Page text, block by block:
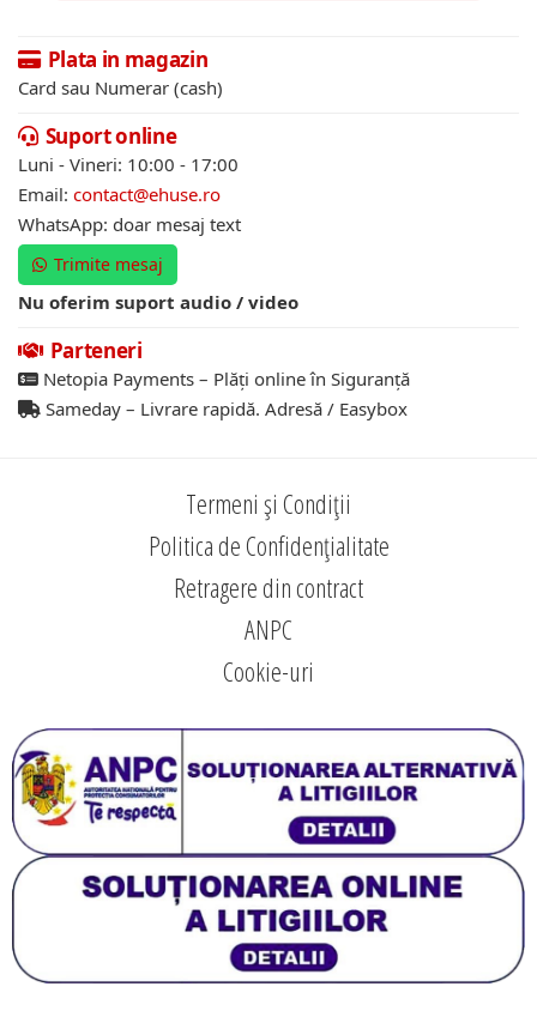
Plata in magazin
Card sau Numerar (cash)
Suport online
Luni - Vineri: 10:00 - 17:00
Email: contact@ehuse.ro
WhatsApp: doar mesaj text
Trimite mesaj
Nu oferim suport audio / video
Parteneri
Netopia Payments – Plăți online în Siguranță
Sameday – Livrare rapidă. Adresă / Easybox
Termeni și Condiții
Politica de Confidențialitate
Retragere din contract
ANPC
Cookie-uri